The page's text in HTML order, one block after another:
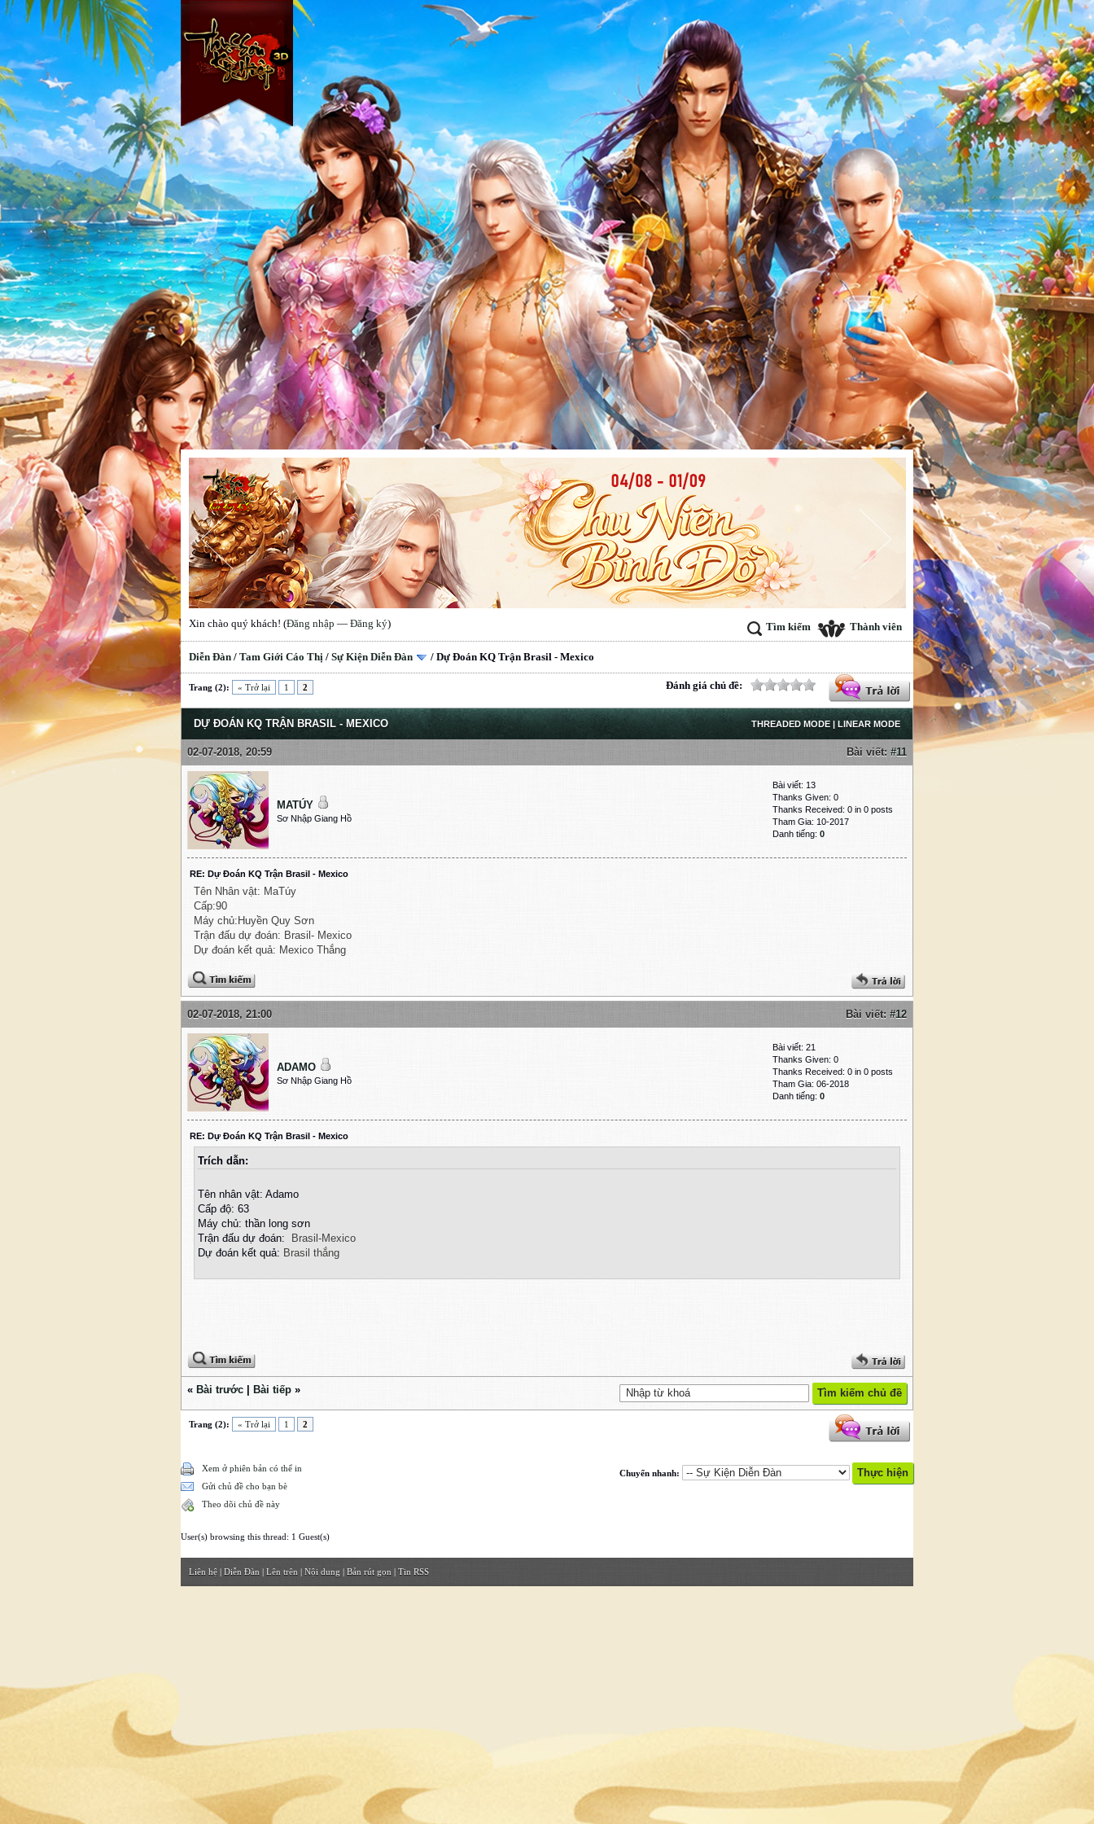
Tìm kiếm Thành viên
Xin chào quý khách! (Đăng nhập — Đăng ký)
Diễn Đàn / Tam Giới Cáo Thị / Sự Kiện Diễn Đàn / Dự Đoán KQ Trận Brasil - Mexico
Trang (2): « Trở lại 1 2 Đánh giá chủ đề:
THREADED MODE | LINEAR MODE
DỰ ĐOÁN KQ TRẬN BRASIL - MEXICO
02-07-2018, 20:59 Bài viết: #11
MATÚY
Sơ Nhập Giang Hồ
Bài viết: 13
Thanks Given: 0
Thanks Received: 0 in 0 posts
Tham Gia: 10-2017
Danh tiếng: 0
RE: Dự Đoán KQ Trận Brasil - Mexico
Tên Nhân vật: MaTúy
Cấp:90
Máy chủ:Huyền Quy Sơn
Trận đấu dự đoán: Brasil- Mexico
Dự đoán kết quả: Mexico Thắng
02-07-2018, 21:00 Bài viết: #12
ADAMO
Sơ Nhập Giang Hồ
Bài viết: 21
Thanks Given: 0
Thanks Received: 0 in 0 posts
Tham Gia: 06-2018
Danh tiếng: 0
RE: Dự Đoán KQ Trận Brasil - Mexico
Trích dẫn:
Tên nhân vật: Adamo
Cấp độ: 63
Máy chủ: thần long sơn
Trận đấu dự đoán:
Brasil-Mexico
Dự đoán kết quả: Brasil thắng
« Bài trước Bài tiếp »
Trang (2): « Trở lại 1 2
Xem ở phiên bản có thể in
Gửi chủ đề cho bạn bè
Theo dõi chủ đề này
Chuyển nhanh:
User(s) browsing this thread: 1 Guest(s)
Liên hệ | Diễn Đàn | Lên trên | Nội dung | Bản rút gọn | Tin RSS